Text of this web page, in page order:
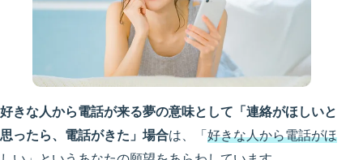
好きな人から電話が来る夢の意味として「連絡がほしいと
思ったら、電話がきた」場合は、「好きな人から電話がほ